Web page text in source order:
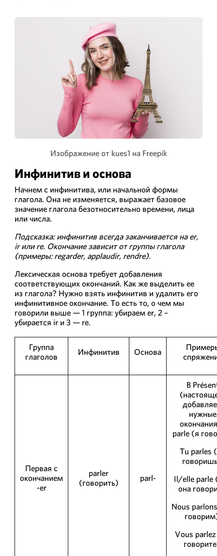
Изображение от kues1 на Freepik
Инфинитив и основа
Начнем с инфинитива, или начальной формы
глагола. Она не изменяется, выражает базовое
значение глагола безотносительно времени, лица
или числа.
Подсказка: инфинитив всегда заканчивается на er,
ir или re. Окончание зависит от группы глагола
(примеры: regarder, applaudir, rendre).
Лексическая основа требует добавления
соответствующих окончаний. Как же выделить ее
из глагола? Нужно взять инфинитив и удалить его
инфинитивное окончание. То есть то, о чем мы
говорили выше — 1 группа: убираем er, 2 –
убирается ir и 3 — re.
Группа
глаголов
Инфинитив Основа
Первая с
окончанием
-er
parler
(говорить)
parl-
В
нужные
parle (я
Tu parles
Il/elle parle
она
Nous
Vous